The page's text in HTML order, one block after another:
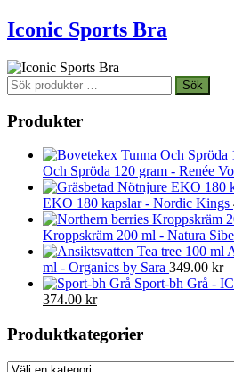
Iconic Sports Bra
Sök
efter:
Sök
Produkter
Och Spröda 120 gram - Renée
EKO 180 kapslar - Nordic Kings
Kroppskräm 200 ml - Natura
ml - Organics by Sara 349.00 kr
Sport-bh Grå -
Det
priset
499.00 kr.
374.00 krDet
priset
är:
374.00 kr.
Produktkategorier